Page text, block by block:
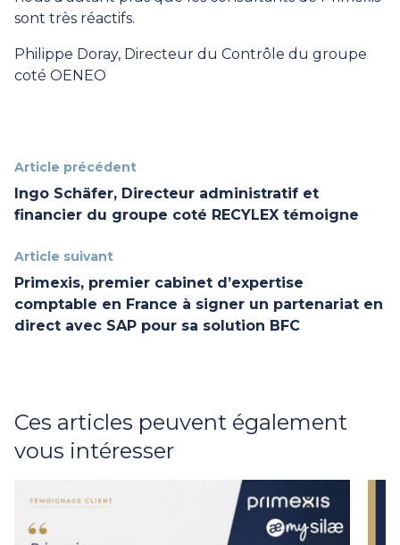
sont très réactifs.
Philippe Doray, Directeur du Contrôle du groupe
coté OENEO
Article précédent
Ingo Schäfer, Directeur administratif et
financier du groupe coté RECYLEX témoigne
Article suivant
Primexis, premier cabinet d’expertise
comptable en France à signer un partenariat en
direct avec SAP pour sa solution BFC
Ces articles peuvent également
vous intéresser